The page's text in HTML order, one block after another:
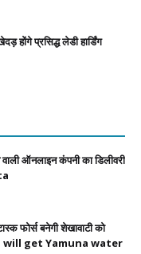
होंगे प्रसिद्ध लेडी हार्डिंग
वाली ऑनलाइन कंपनी का डिलीवरी
फोर्स बनेगी शेखावाटी को
will get Yamuna water